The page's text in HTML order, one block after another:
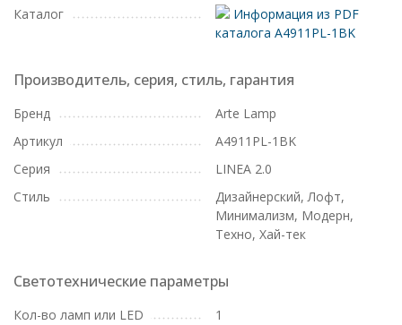
Каталог
Информация из PDF
каталога A4911PL-1BK
Производитель, серия, стиль, гарантия
Бренд
Arte Lamp
Артикул
A4911PL-1BK
Серия
LINEA 2.0
Стиль
Дизайнерский, Лофт,
Минимализм, Модерн,
Техно, Хай-тек
Светотехнические параметры
Кол-во ламп или LED
1